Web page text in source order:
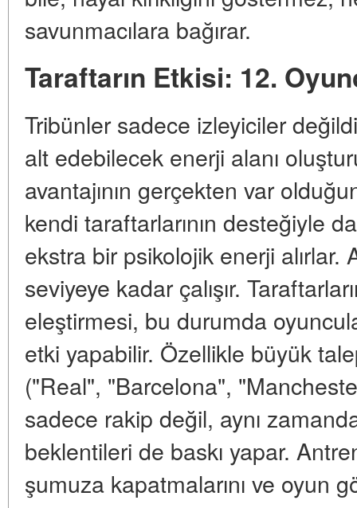
savunmacılara bağırar.
Taraftarın Etkisi: 12.
Tribünler sadece izleyiciler
alt edebilecek enerji alanı
avantajının gerçekten var
kendi taraftarlarının desteğiyle
ekstra bir psikolojik enerji alırlar.
seviyeye kadar çalışır.
eleştirmesi, bu durumda
etki yapabilir. Özellikle büyük
("Real", "Barcelona",
sadece rakip değil, aynı
beklentileri de baskı yapar.
şumuza kapatmalarını ve oyun